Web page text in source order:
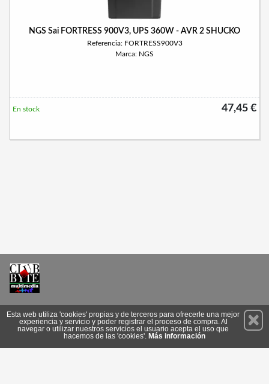
NGS Sai FORTRESS 900V3, UPS 360W - AVR 2 SHUCKO
Referencia: FORTRESS900V3
Marca: NGS
47,45 €
En stock
Suscríbete
Esta web utiliza 'cookies' propias y de terceros para ofrecerle una mejor
experiencia y servicio y poder registrar el proceso de compra. Al
navegar o utilizar nuestros servicios el usuario acepta el uso que
hacemos de las 'cookies'. Más información